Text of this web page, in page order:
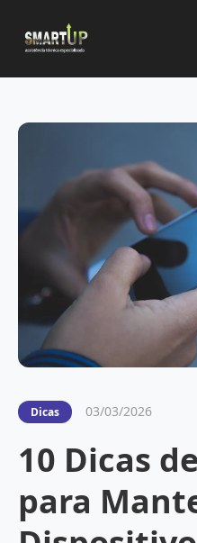
Dicas 03/03/2026
10 Dicas
para